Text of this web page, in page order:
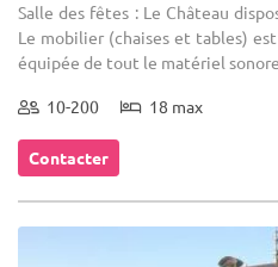
Salle des fêtes : Le Château
Le mobilier (chaises et tables)
équipée de tout le matériel
10-200 18 max
Contacter